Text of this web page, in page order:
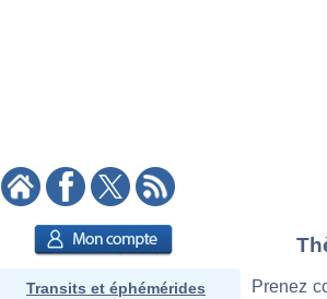
Transits et éphémérides
Prenez